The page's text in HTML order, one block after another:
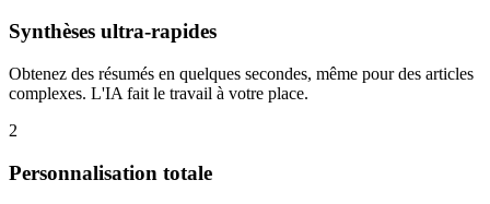
Synthèses ultra-rapides
Obtenez des résumés en quelques secondes, même pour des articles
complexes. L'IA fait le travail à votre place.
2
Personnalisation totale